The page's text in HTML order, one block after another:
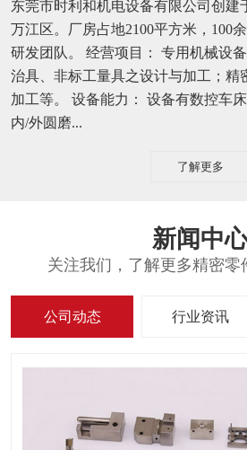
东莞市时利和机电设备有限公司创建
万江区。厂房占地2100平方米，100
研发团队。 经营项目： 专用机械设
治具、非标工量具之设计与加工；精
加工等。 设备能力： 设备有数控车
内/外圆磨...
了解更多
新闻中
关注我们，了解更多精密零
公司动态 行业资讯